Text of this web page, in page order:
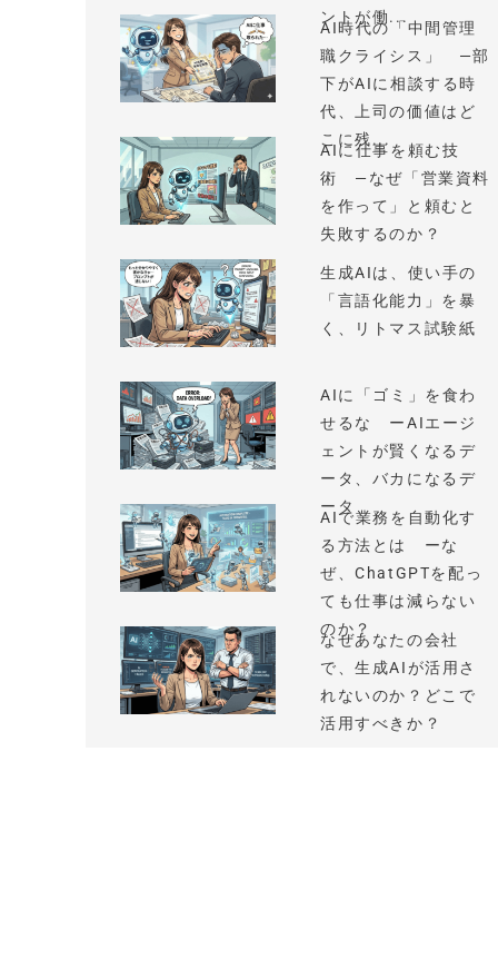
ントが働...
AI時代の「中間管理
職クライシス」 —部
下がAIに相談する時
代、上司の価値はど
こに残...
AIに仕事を頼む技
術 —なぜ「営業資料
を作って」と頼むと
失敗するのか？
生成AIは、使い手の
「言語化能力」を暴
く、リトマス試験紙
AIに「ゴミ」を食わ
せるな ーAIエージ
ェントが賢くなるデ
ータ、バカになるデ
ータ
AIで業務を自動化す
る方法とは ーな
ぜ、ChatGPTを配っ
ても仕事は減らない
のか？
なぜあなたの会社
で、生成AIが活用さ
れないのか？どこで
活用すべきか？